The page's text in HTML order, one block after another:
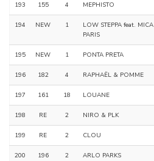
193 155 4 MEPHISTO
194 NEW 1
LOW STEPPA feat. MICA
PARIS
195 NEW 1 PONTA PRETA
196 182 4 RAPHAËL & POMME
197 161 18 LOUANE
198 RE 2 NIRO & PLK
199 RE 2 CLOU
200 196 2 ARLO PARKS